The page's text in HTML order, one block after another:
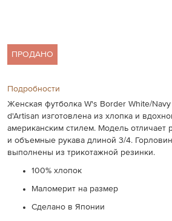
gallery
ПРОДАНО
Подробности
Женская футболка W's Border White/
d'Artisan изготовлена из хлопка и
американским стилем. Модель отличает
и объемные рукава длиной 3/4.
выполнены из трикотажной резинки.
100% хлопок
Маломерит на размер
Сделано в Японии